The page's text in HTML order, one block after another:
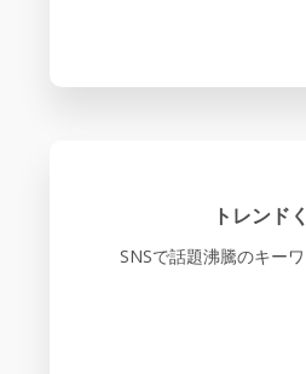
トレンド
SNSで話題沸騰のキー